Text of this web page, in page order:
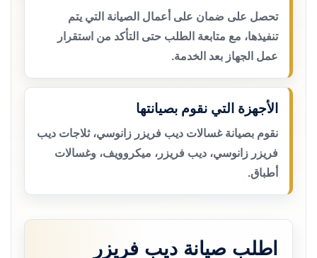
تحصل على ضمان على أعمال الصيانة التي يتم
تنفيذها، مع متابعة الطلب حتى التأكد من استقرار
عمل الجهاز بعد الخدمة.
الأجهزة التي نقوم بصيانتها
نقوم بصيانة غسالات ديب فريزر زانوسي، ثلاجات ديب
فريزر زانوسي، ديب فريزر، ميكروويف، وغسالات
أطباق.
اطلب صيانة ديب فريزر